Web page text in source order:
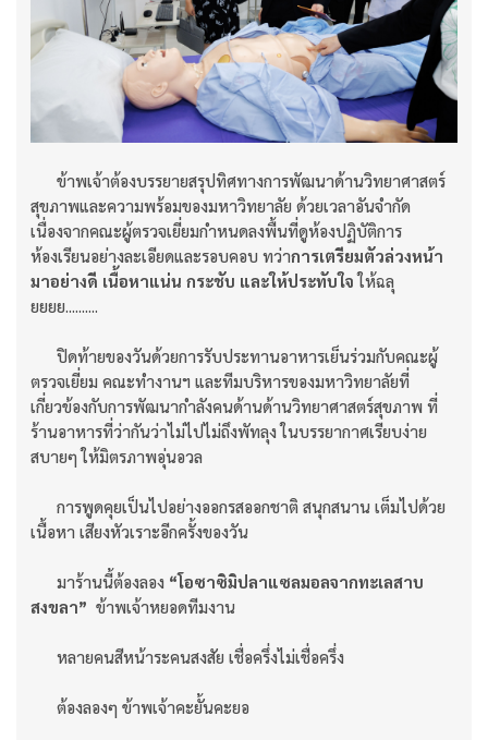
ข้าพเจ้าต้องบรรยายสรุปทิศทางการพัฒนาด้านวิทยาศาสตร์
สุขภาพและความพร้อมของมหาวิทยาลัย ด้วยเวลาอันจำกัด
เนื่องจากคณะผู้ตรวจเยี่ยมกำหนดลงพื้นที่ดูห้องปฏิบัติการ
ห้องเรียนอย่างละเอียดและรอบคอบ ทว่าการเตรียมตัวล่วงหน้า
มาอย่างดี เนื้อหาแน่น กระชับ และให้ประทับใจให้ฉลุ
ยยยย..........
ปิดท้ายของวันด้วยการรับประทานอาหารเย็นร่วมกับคณะผู้
ตรวจเยี่ยม คณะทำงานฯ และทีมบริหารของมหาวิทยาลัยที่
เกี่ยวข้องกับการพัฒนากำลังคนด้านด้านวิทยาศาสตร์สุขภาพ ที่
ร้านอาหารที่ว่ากันว่าไม่ไปไม่ถึงพัทลุง ในบรรยากาศเรียบง่าย
สบายๆ ให้มิตรภาพอุ่นอวล
การพูดคุยเป็นไปอย่างออกรสออกชาติ สนุกสนาน เต็มไปด้วย
เนื้อหา เสียงหัวเราะอีกครั้งของวัน
มาร้านนี้ต้องลอง “โอซาซิมิปลาแซลมอลจากทะเลสาบ
สงขลา” ข้าพเจ้าหยอดทีมงาน
หลายคนสีหน้าระคนสงสัย เชื่อครึ่งไม่เชื่อครึ่ง
ต้องลองๆ ข้าพเจ้าคะยั้นคะยอ